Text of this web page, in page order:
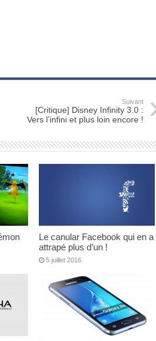
Suivant
[Critique] Disney Infinity 3.0 :
Vers l’infini et plus loin encore !
Le canular Facebook qui en a
attrapé plus d’un !
5 juillet 2016